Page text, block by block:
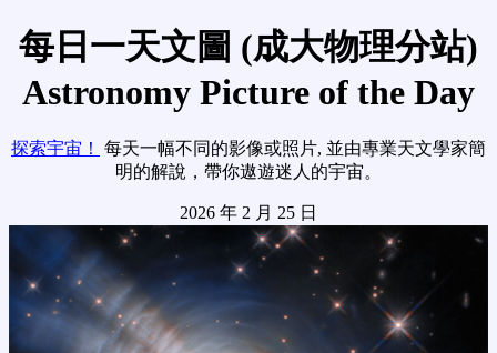
每日一天文圖 (成大物理分站)
Astronomy Picture of the Day
探索宇宙！
每天一幅不同的影像或照片, 並由專業天文學家簡
明的解說，帶你遨遊迷人的宇宙。
2026 年 2 月 25 日